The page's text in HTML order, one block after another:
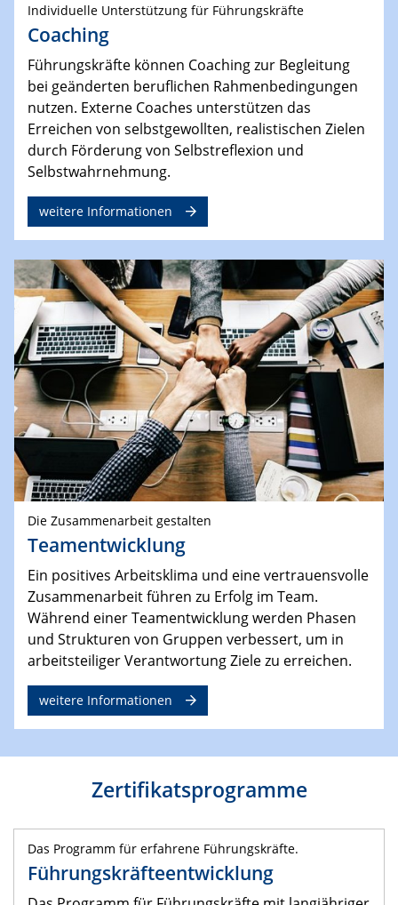
Individuelle Unterstützung für Führungskräfte
Coaching
Führungskräfte können Coaching zur Begleitung
bei geänderten beruflichen Rahmenbedingungen
nutzen. Externe Coaches unterstützen das
Erreichen von selbstgewollten, realistischen Zielen
durch Förderung von Selbstreflexion und
Selbstwahrnehmung.
weitere Informationen
Die Zusammenarbeit gestalten
Teamentwicklung
Ein positives Arbeitsklima und eine vertrauensvolle
Zusammenarbeit führen zu Erfolg im Team.
Während einer Teamentwicklung werden Phasen
und Strukturen von Gruppen verbessert, um in
arbeitsteiliger Verantwortung Ziele zu erreichen.
weitere Informationen
Zertifikatsprogramme
Das Programm für erfahrene Führungskräfte.
Führungskräfteentwicklung